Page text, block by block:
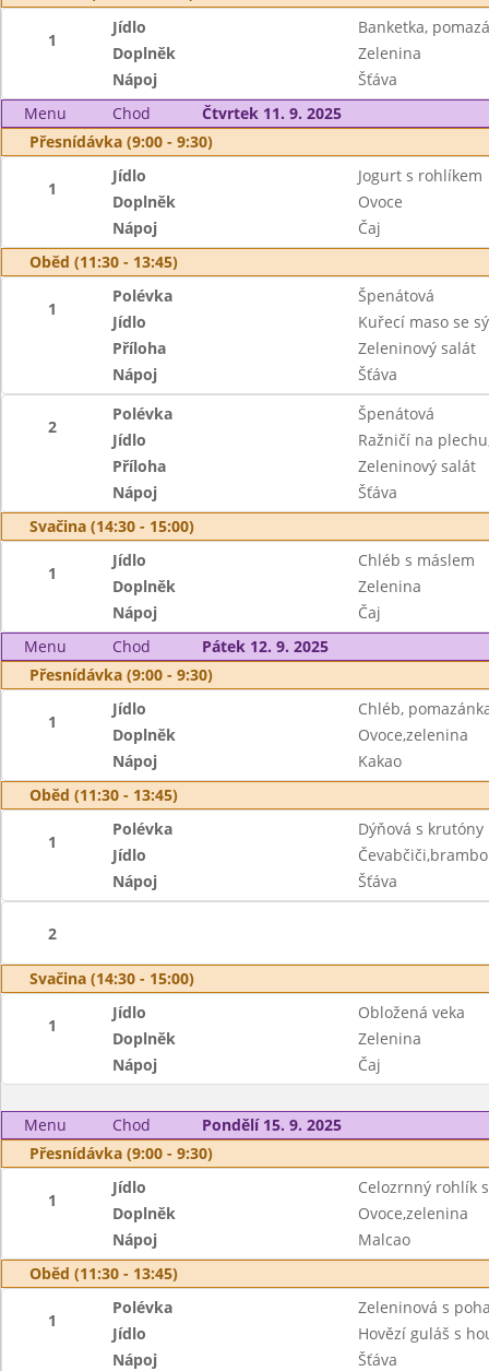
1
Jídlo
Banketka,
Doplněk
Zelenina
Nápoj
Šťáva
Menu
Chod
Čtvrtek 11. 9. 2025
Přesnídávka (9:00 - 9:30)
1
Jídlo
Jogurt s rohlíkem
Doplněk
Ovoce
Nápoj
Čaj
Oběd (11:30 - 13:45)
1
Polévka
Špenátová
Jídlo
Kuřecí maso se
Příloha
Zeleninový salát
Nápoj
Šťáva
2
Polévka
Špenátová
Jídlo
Ražničí na
Příloha
Zeleninový salát
Nápoj
Šťáva
Svačina (14:30 - 15:00)
1
Jídlo
Chléb s máslem
Doplněk
Zelenina
Nápoj
Čaj
Menu
Chod
Pátek 12. 9. 2025
Přesnídávka (9:00 - 9:30)
1
Jídlo
Chléb,
Doplněk
Ovoce,zelenina
Nápoj
Kakao
Oběd (11:30 - 13:45)
1
Polévka
Dýňová s krutóny
Jídlo
Nápoj
Šťáva
2
Svačina (14:30 - 15:00)
1
Jídlo
Obložená veka
Doplněk
Zelenina
Nápoj
Čaj
Menu Chod
Pondělí 15. 9. 2025
Přesnídávka (9:00 - 9:30)
1
Jídlo
Celozrnný rohlík
Doplněk
Ovoce,zelenina
Nápoj
Malcao
Oběd (11:30 - 13:45)
1
Polévka
Zeleninová s
Jídlo
Hovězí guláš s
Nápoj
Šťáva